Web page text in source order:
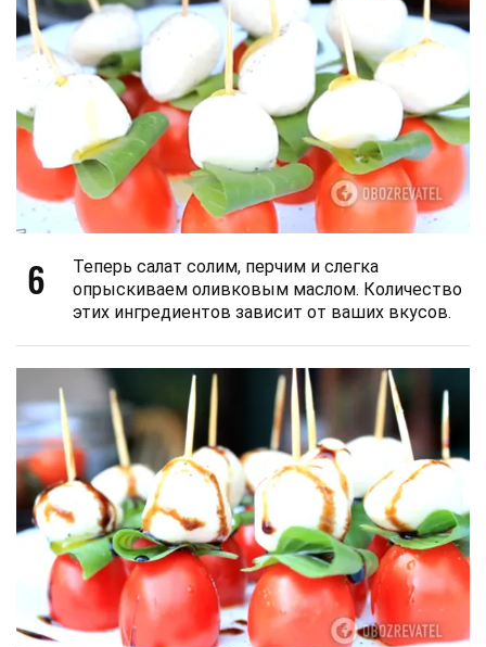
6
Теперь салат солим, перчим и слегка
опрыскиваем оливковым маслом. Количество
этих ингредиентов зависит от ваших вкусов.